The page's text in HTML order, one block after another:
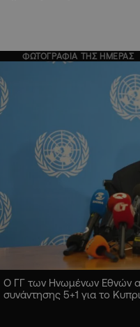
ΦΩΤΟΓΡΑΦΙΑ ΤΗΣ ΗΜΕΡΑΣ
Ο ΓΓ των Ηνωμένων Εθνών
συνάντησης 5+1 για το